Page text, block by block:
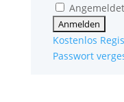
Kostenlos
Passwort